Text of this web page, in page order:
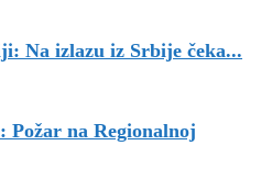
Na izlazu iz Srbije čeka...
Požar na Regionalnoj